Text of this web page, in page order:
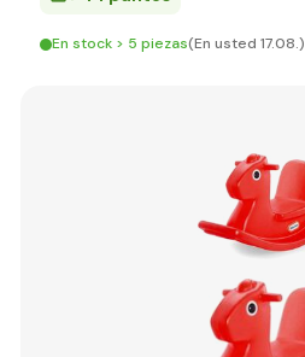
En stock > 5 piezas(En usted 17.08.)